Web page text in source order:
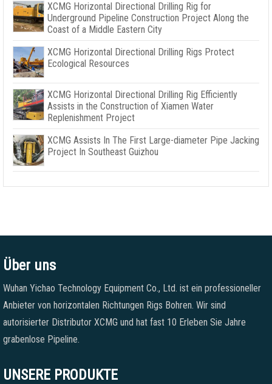
XCMG Horizontal Directional Drilling Rig for
Underground Pipeline Construction Project Along the
Coast of a Middle Eastern City
XCMG Horizontal Directional Drilling Rigs Protect
Ecological Resources
XCMG Horizontal Directional Drilling Rig Efficiently
Assists in the Construction of Xiamen Water
Replenishment Project
XCMG Assists In The First Large-diameter Pipe Jacking
Project In Southeast Guizhou
Über uns
Wuhan Yichao Technology Equipment Co., Ltd. ist ein professioneller
Anbieter von horizontalen Richtungen Rigs Bohren. Wir sind
autorisierter Distributor XCMG und hat fast 10 Erleben Sie Jahre
grabenlose Pipeline.
UNSERE PRODUKTE